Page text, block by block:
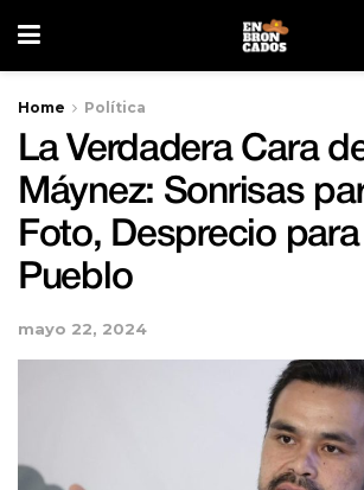
Home Política
La Verdadera Cara
Máynez: Sonrisas
Foto, Desprecio para
Pueblo
mayo 22, 2024